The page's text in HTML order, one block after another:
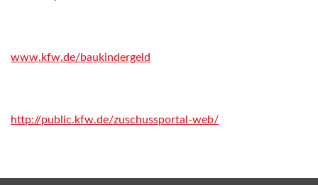
www.kfw.de/baukindergeld
http://public.kfw.de/zuschussportal-web/